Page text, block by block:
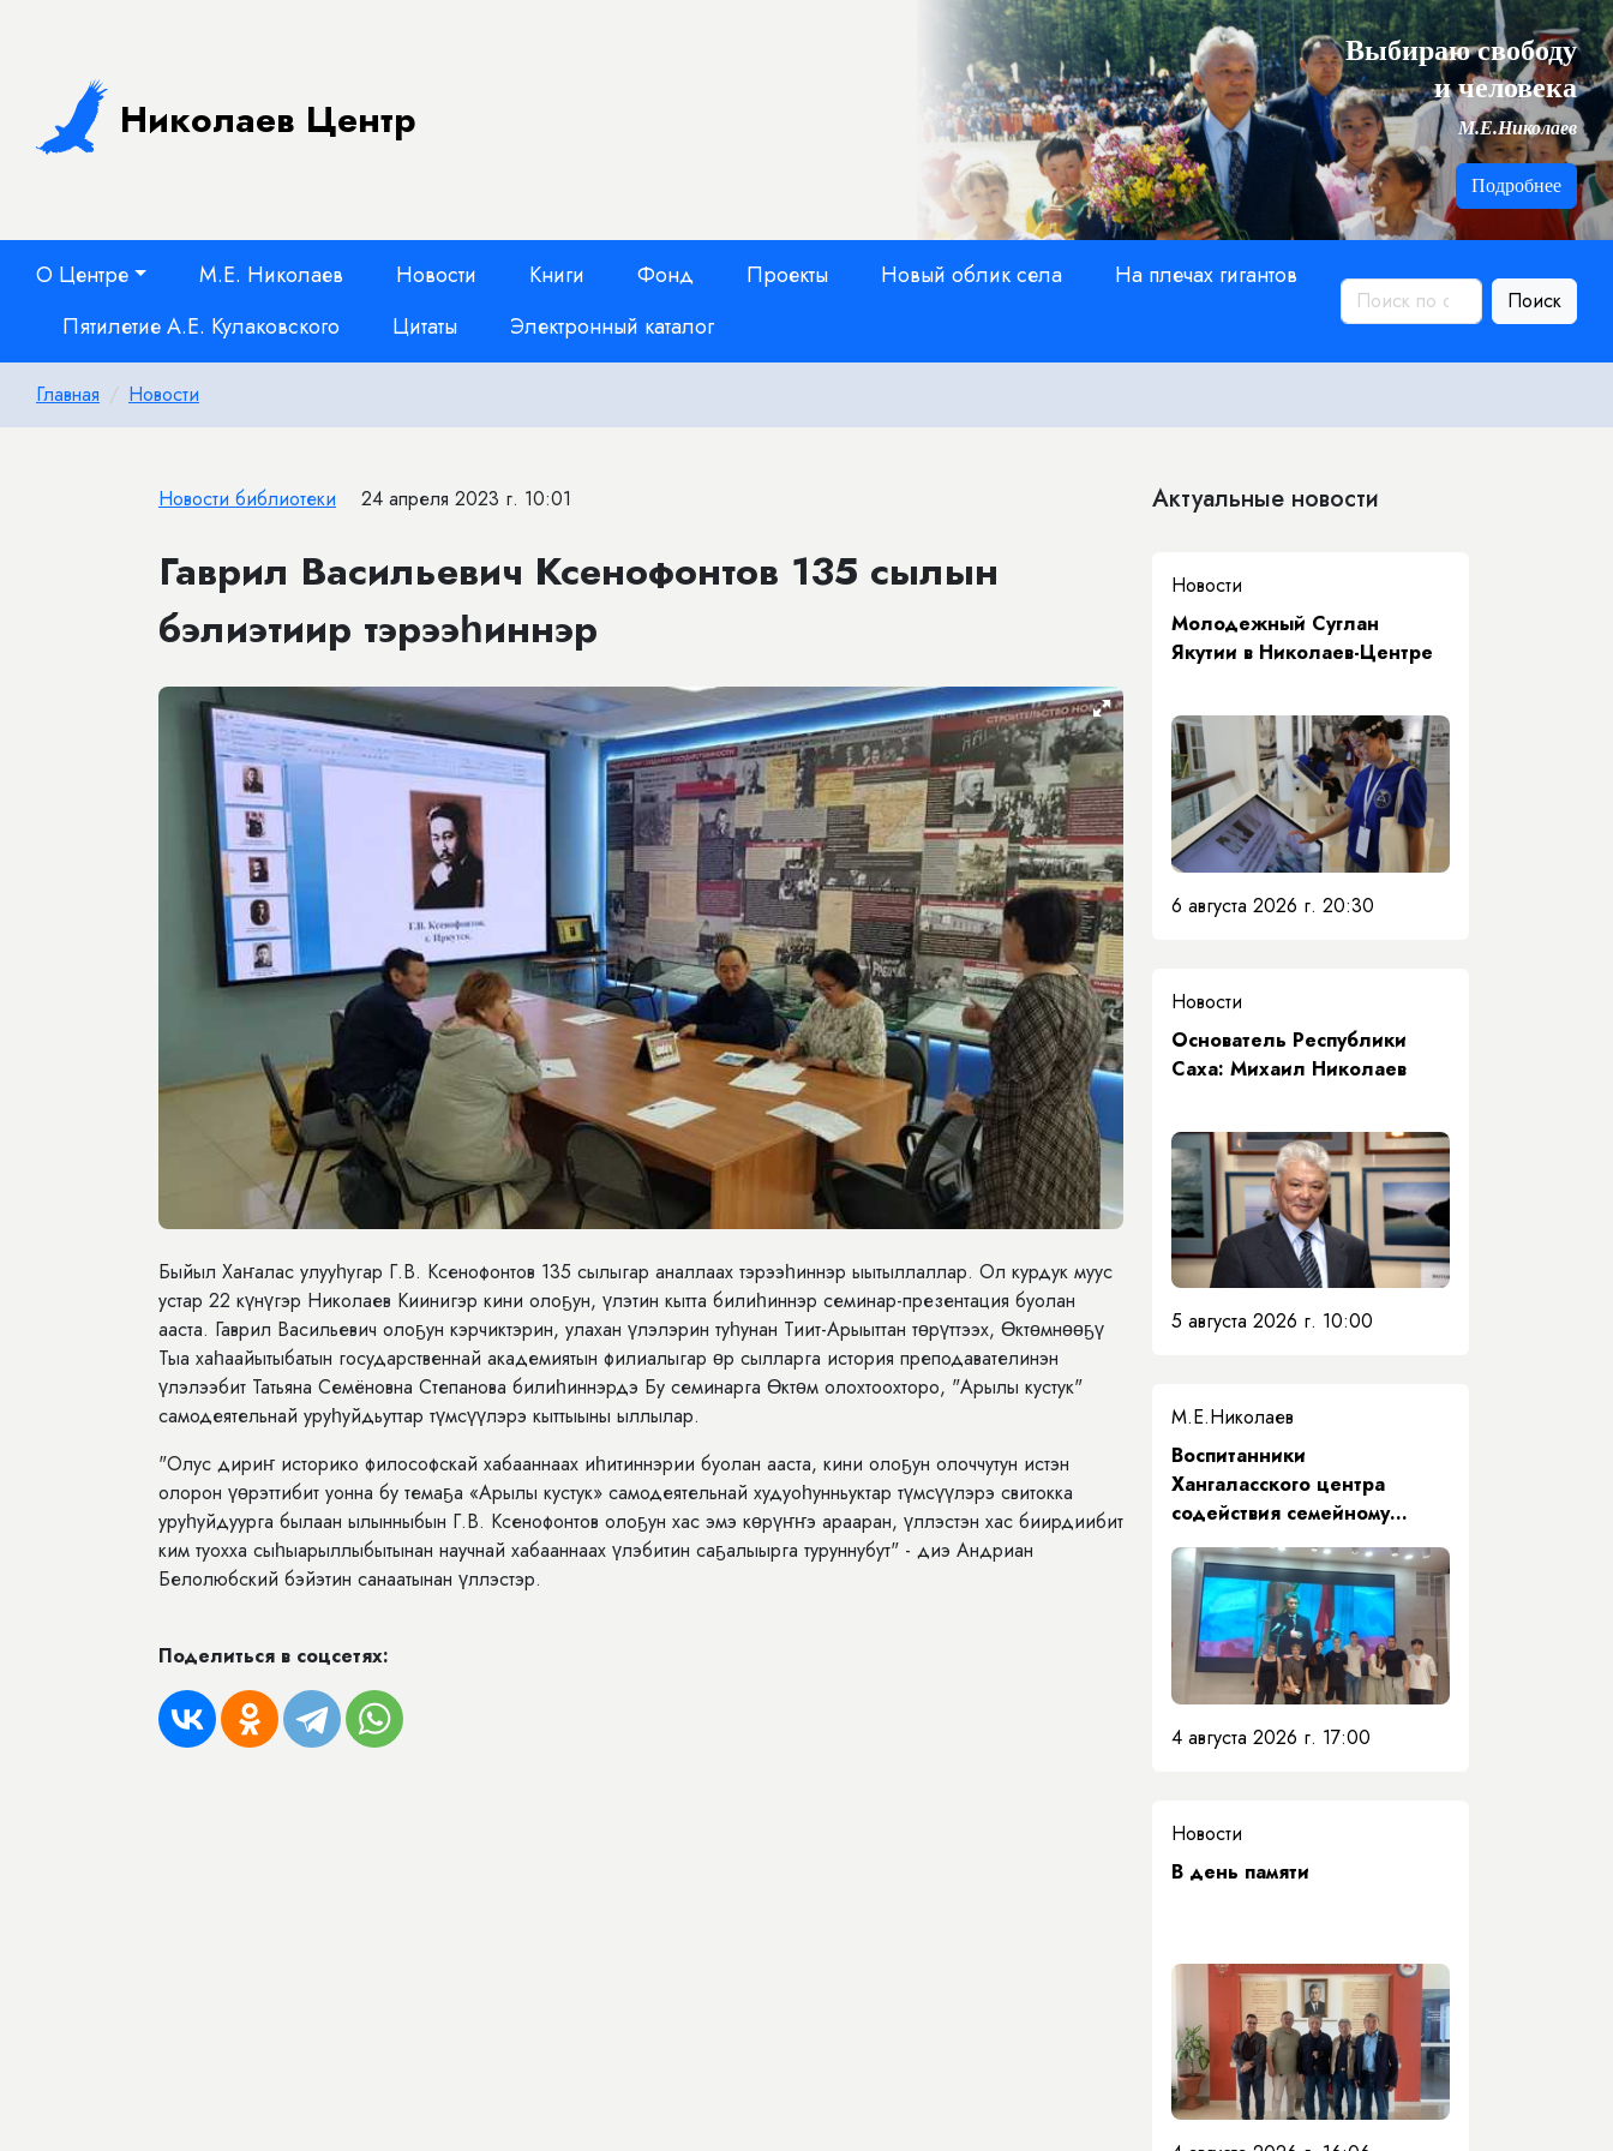
Николаев Центр
Выбираю свободу
и человека
М.Е.Николаев
Подробнее
О Центре М.Е. Николаев Новости Книги Фонд Проекты Новый облик села
На плечах гигантов
Пятилетие А.Е. Кулаковского
Цитаты Электронный каталог
Поиск
Главная Новости
Новости библиотеки 24 апреля 2023 г. 10:01
Гаврил Васильевич Ксенофонтов 135 сылын
бэлиэтиир тэрээһиннэр
Быйыл Хаҥалас улууһугар Г.В. Ксенофонтов 135 сылыгар аналлаах тэрээһиннэр ыытыллаллар. Ол курдук муус
устар 22 күнүгэр Николаев Киинигэр кини олоҕун, үлэтин кытта билиһиннэр семинар-презентация буолан
ааста. Гаврил Васильевич олоҕун кэрчиктэрин, улахан үлэлэрин туһунан Тиит-Арыыттан төрүттээх, Өктөмнөөҕү
Тыа хаһаайытыбатын государственнай академиятын филиалыгар өр сылларга история преподавателинэн
үлэлээбит Татьяна Семёновна Степанова билиһиннэрдэ Бу семинарга Өктөм олохтоохторо, "Арылы кустук"
самодеятельнай уруһуйдьуттар түмсүүлэрэ кыттыыны ыллылар.
"Олус дириҥ историко философскай хабааннаах иһитиннэрии буолан ааста, кини олоҕун олоччутун истэн
олорон үөрэттибит уонна бу темаҕа «Арылы кустук» самодеятельнай худуоһунньуктар түмсүүлэрэ свитокка
уруһуйдуурга былаан ылынныбын Г.В. Ксенофонтов олоҕун хас эмэ көрүҥҥэ арааран, үллэстэн хас биирдиибит
ким туохха сыһыарыллыбытынан научнай хабааннаах үлэбитин саҕалыырга туруннубут" - диэ Андриан
Белолюбский бэйэтин санаатынан үллэстэр.
Поделиться в соцсетях:
Актуальные новости
Новости
Молодежный Суглан
Якутии в Николаев-Центре
6 августа 2026 г. 20:30
Новости
Основатель Республики
Саха: Михаил Николаев
5 августа 2026 г. 10:00
М.Е.Николаев
​Воспитанники
Хангаласского центра
содействия семейному
воспитанию почтили память
Первого Президента Якутии
4 августа 2026 г. 17:00
Новости
​В день памяти